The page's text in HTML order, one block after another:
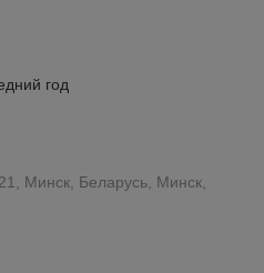
год
Минск, Беларусь, Минск,